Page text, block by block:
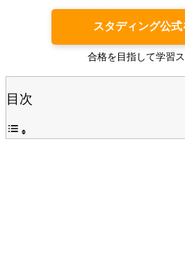
スタディング公式
合格を目指して学習ス
目次